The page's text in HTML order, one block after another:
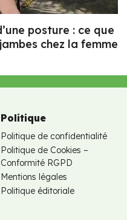
posture : ce que
chez la femme
Politique
Politique de confidentialité
Politique de Cookies –
Conformité RGPD
Mentions légales
Politique éditoriale